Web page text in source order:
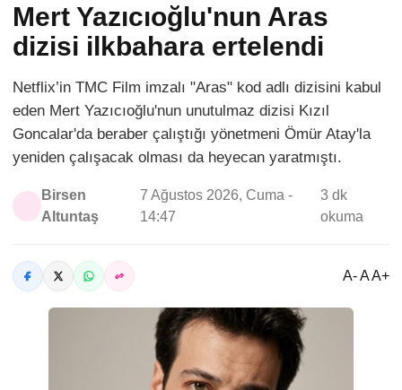
Mert Yazıcıoğlu'nun Aras
dizisi ilkbahara ertelendi
Netflix’in TMC Film imzalı "Aras" kod adlı dizisini kabul
eden Mert Yazıcıoğlu'nun unutulmaz dizisi Kızıl
Goncalar'da beraber çalıştığı yönetmeni Ömür Atay'la
yeniden çalışacak olması da heyecan yaratmıştı.
Birsen
Altuntaş
7 Ağustos 2026, Cuma -
14:47
3 dk
okuma
A- A A+